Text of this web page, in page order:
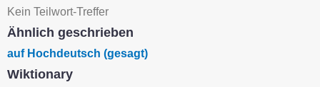
Kein Teilwort-Treffer
Ähnlich geschrieben
auf Hochdeutsch (gesagt)
Wiktionary